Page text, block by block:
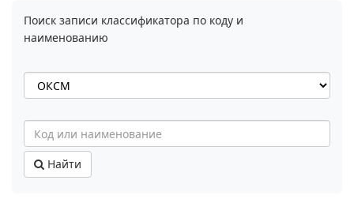
Поиск записи классификатора по коду и
наименованию
Найти